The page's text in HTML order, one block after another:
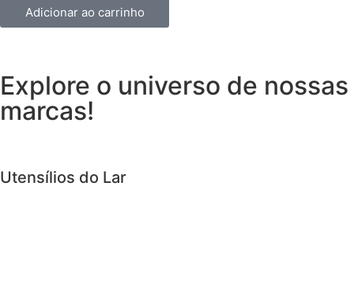
Adicionar ao carrinho
Explore o universo de nossas
marcas!
Utensílios do Lar